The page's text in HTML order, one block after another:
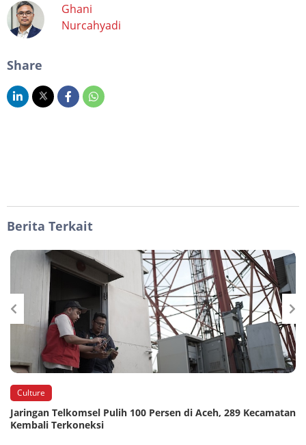
Ghani
Nurcahyadi
Share
Berita Terkait
Culture
Jaringan Telkomsel Pulih 100 Persen di Aceh, 289 Kecamatan
Kembali Terkoneksi